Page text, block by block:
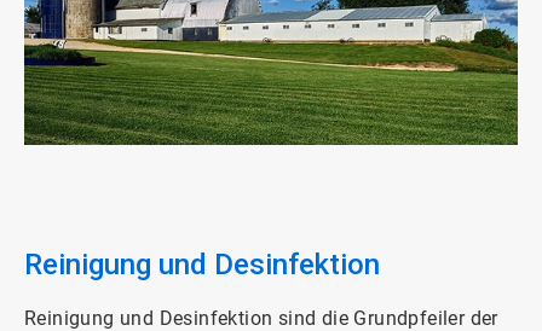
Reinigung und Desinfektion
Reinigung und Desinfektion sind die Grundpfeiler der